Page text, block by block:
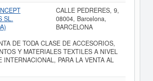
SL.
CALLE PEDRERES, 9,
08004, Barcelona,
BARCELONA
DE TODA CLASE DE ACCESORIOS,
Y MATERIALES TEXTILES A NIVEL
INTERNACIONAL, PARA LA VENTA AL